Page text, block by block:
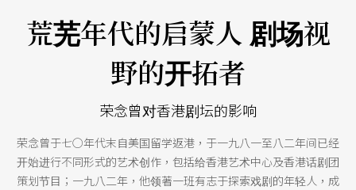
荒芜年代的启蒙人 剧场视
野的开拓者
荣念曾对香港剧坛的影响
荣念曾于七○年代末自美国留学返港，于一九八一至八二年间已经
开始进行不同形式的艺术创作，包括给香港艺术中心及香港话剧团
策划节目；一九八二年，他领著一班有志于探索戏剧的年轻人，成